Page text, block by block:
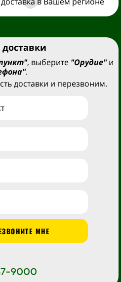
, выберите "Орудие"и
.
доставки и перезвоним.
МНЕ
9000